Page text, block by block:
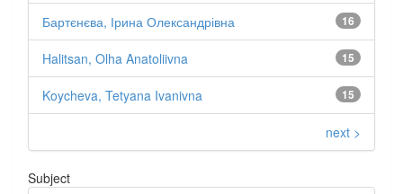
16
Бартєнєва, Ірина Олександрівна
15
Halitsan, Olha Anatoliivna
15
Koycheva, Tetyana Ivanivna
next >
Subject